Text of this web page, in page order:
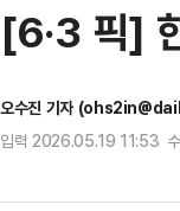
[6·3 픽]
오수진 기자
입력 2026.05.19 11:53